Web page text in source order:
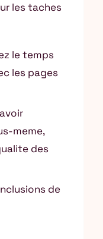
les taches
le temps
les pages
meme,
des
de